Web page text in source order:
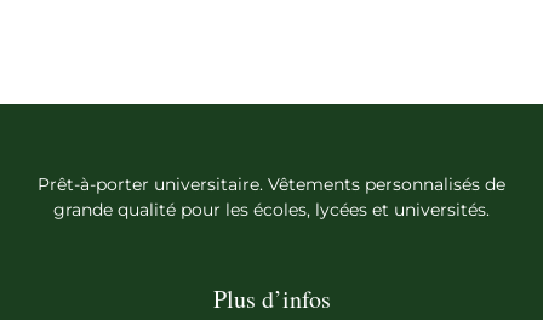
Prêt-à-porter universitaire. Vêtements personnalisés de
grande qualité pour les écoles, lycées et universités.
Plus d’infos